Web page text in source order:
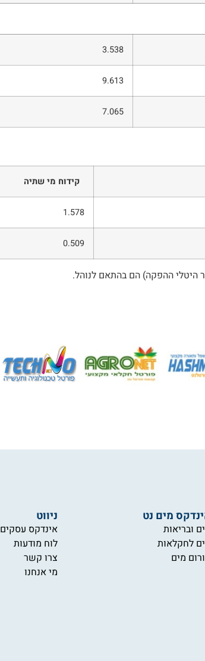
3.538
9.613
7.065
קידוח מי שתיה
1.578
0.509
היטלי ההפקה) הם בהתאם לנוהל.
מים נט
ובריאות
לחקלאות
מים
ניווט
אינדקס עסקים
לוח מודעות
צרו קשר
מי אנחנו